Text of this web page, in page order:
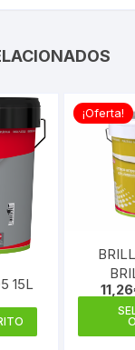
15L
¡Oferta!
11,26